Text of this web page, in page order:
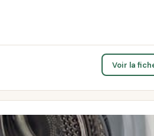
Voir la